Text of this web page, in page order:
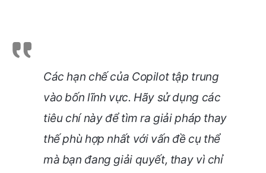
Các hạn chế của Copilot tập trung
vào bốn lĩnh vực. Hãy sử dụng các
tiêu chí này để tìm ra giải pháp thay
thế phù hợp nhất với vấn đề cụ thể
mà bạn đang giải quyết, thay vì chỉ